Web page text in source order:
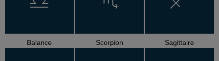
Balance Scorpion Sagittaire